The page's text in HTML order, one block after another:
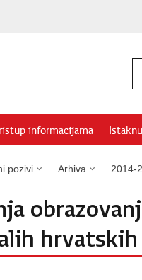
informacijama
pozivi Arhiva 2014-